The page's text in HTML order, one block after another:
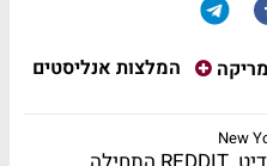
המלצות אנליסטים